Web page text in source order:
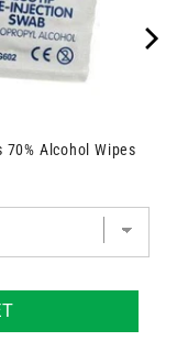
Alcohol Wipes